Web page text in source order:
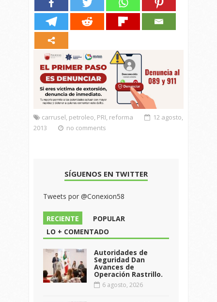
carrusel, petroleo, PRI, reforma
12 agosto,
2013
no comments
SÍGUENOS EN TWITTER
Tweets por @Conexion58
RECIENTE
POPULAR
LO + COMENTADO
Autoridades de
Seguridad Dan
Avances de
Operación Rastrillo.
6 agosto, 2026